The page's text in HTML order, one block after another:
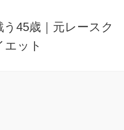
45歳｜元レースク
エット